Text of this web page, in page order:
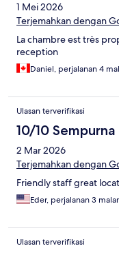
1 Mei 2026
Terjemahkan dengan
La chambre est très
reception
Daniel, perjalanan 4
Ulasan terverifikasi
10/10 Sempurna
2 Mar 2026
Terjemahkan dengan
Friendly staff great
Eder, perjalanan 3
Ulasan terverifikasi